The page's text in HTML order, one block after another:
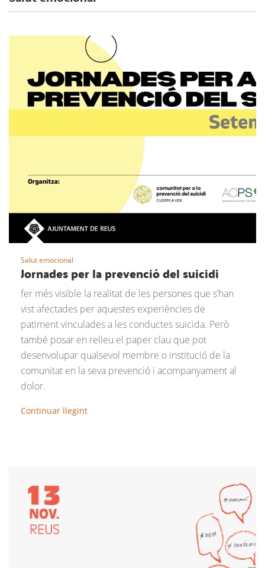
Salut emocional
Jornades per la prevenció del suicidi
fer més visible la realitat de les persones que s’han
vist afectades per aquestes experiències de
patiment vinculades a les conductes suïcida. Però
també posar en relleu el paper clau que pot
desenvolupar qualsevol membre o institució de la
comunitat en la seva prevenció i acompanyament al
dolor.
Continuar llegint